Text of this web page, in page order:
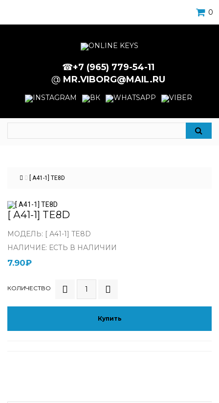
0
☎+7 (965) 779-54-11
@ MR.VIBORG@MAIL.RU
[ А41-1] TE8D
[ А41-1] TE8D
МОДЕЛЬ: [ А41-1] TE8D
НАЛИЧИЕ: ЕСТЬ В НАЛИЧИИ
7.90₽
КОЛИЧЕСТВО
Купить